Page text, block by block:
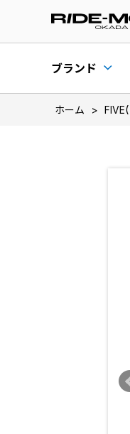
ブランド
ホーム >